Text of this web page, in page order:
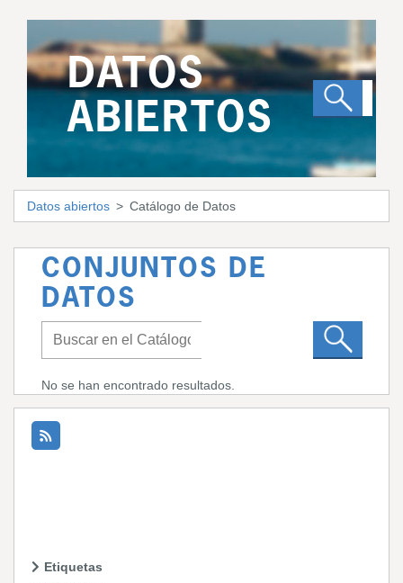
DATOS
ABIERTOS
Datos abiertos Catálogo de Datos
CONJUNTOS DE
DATOS
No se han encontrado resultados.
Etiquetas